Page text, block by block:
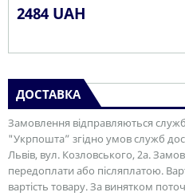
2484 UAH
ДОСТАВКА
Замовлення відправляються
"Укрпошта” згідно умов служб
Львів, вул. Козловського, 2а.
передоплати або післяплатою.
вартість товару. За винятком